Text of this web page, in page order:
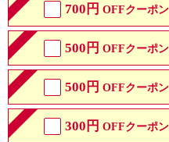
700円 OFFクーポン
500円 OFFクーポン
500円 OFFクーポン
300円 OFFクーポン